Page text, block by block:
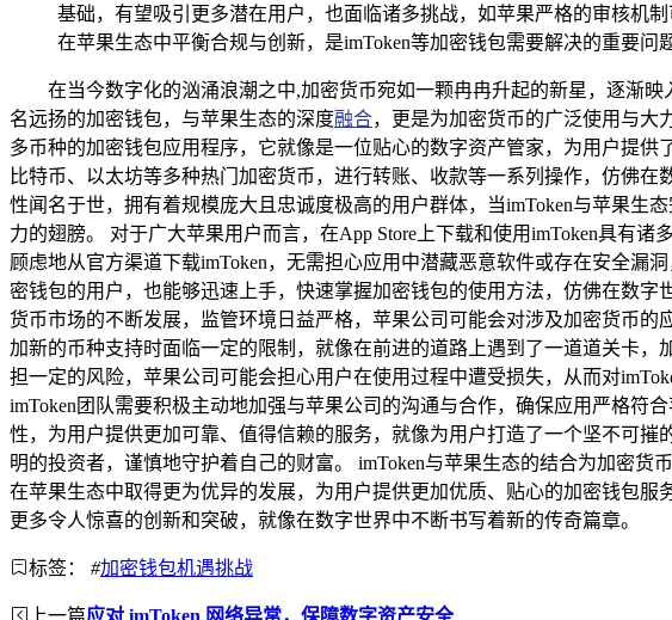
基础，有望吸引更多潜在用户，也面临诸多挑战，如苹果严格的审核机
在苹果生态中平衡合规与创新，是imToken等加密钱包需要解决的重要问题
在当今数字化的汹涌浪潮之中,加密货币宛如一颗冉冉升起的新星，逐渐
名远扬的加密钱包，与苹果生态的深度融合，更是为加密货币的广泛使用与大
多币种的加密钱包应用程序，它就像是一位贴心的数字资产管家，为用户提
比特币、以太坊等多种热门加密货币，进行转账、收款等一系列操作，仿佛
性闻名于世，拥有着规模庞大且忠诚度极高的用户群体，当imToken与苹果生
力的翅膀。 对于广大苹果用户而言，在App Store上下载和使用imToken具有
顾虑地从官方渠道下载imToken，无需担心应用中潜藏恶意软件或存在安全漏
密钱包的用户，也能够迅速上手，快速掌握加密钱包的使用方法，仿佛在数
货币市场的不断发展，监管环境日益严格，苹果公司可能会对涉及加密货币的
加新的币种支持时面临一定的限制，就像在前进的道路上遇到了一道道关卡
担一定的风险，苹果公司可能会担心用户在使用过程中遭受损失，从而对
imToken团队需要积极主动地加强与苹果公司的沟通与合作，确保应用严格符
性，为用户提供更加可靠、值得信赖的服务，就像为用户打造了一个坚不可
明的投资者，谨慎地守护着自己的财富。 imToken与苹果生态的结合为加密
在苹果生态中取得更为优异的发展，为用户提供更加优质、贴心的加密钱包
更多令人惊喜的创新和突破，就像在数字世界中不断书写着新的传奇篇章。
标签： #加密钱包机遇挑战
上一篇应对 imToken 网络异常，保障数字资产安全